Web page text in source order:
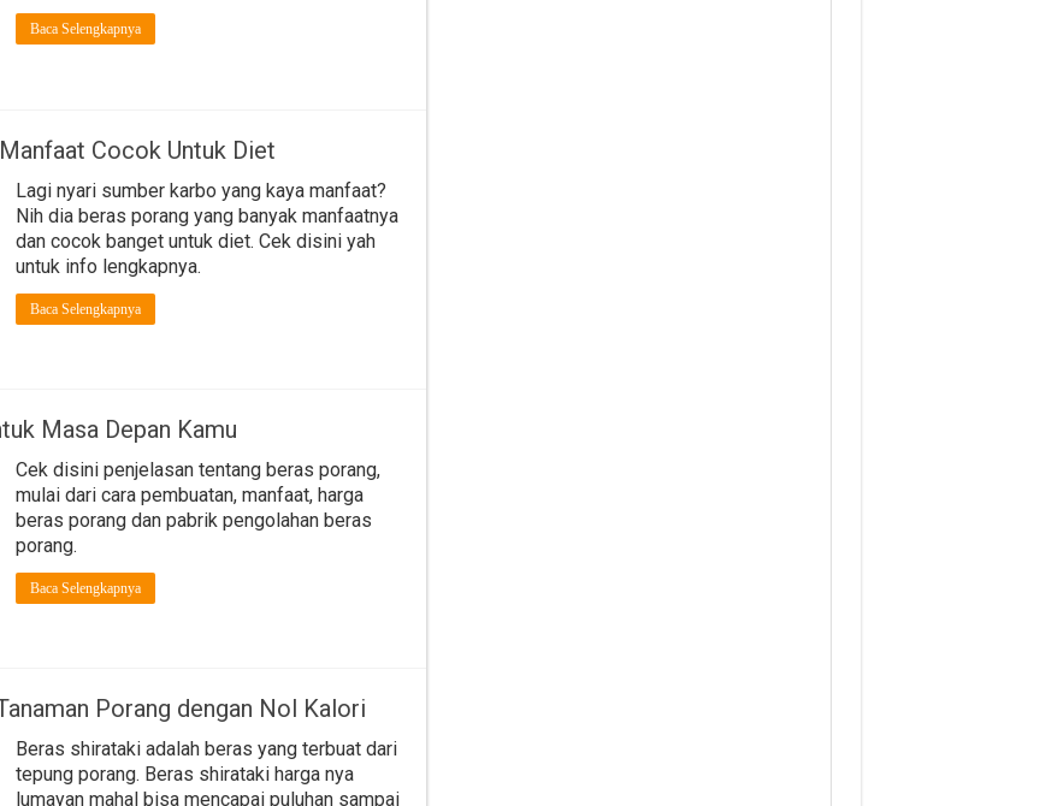
Baca Selengkapnya
Cocok Untuk Diet
Lagi nyari sumber karbo yang kaya manfaat?
Nih dia beras porang yang banyak manfaatnya
dan cocok banget untuk diet. Cek disini yah
untuk info lengkapnya.
Baca Selengkapnya
Masa Depan Kamu
Cek disini penjelasan tentang beras porang,
mulai dari cara pembuatan, manfaat, harga
beras porang dan pabrik pengolahan beras
porang.
Baca Selengkapnya
Porang dengan Nol Kalori
Beras shirataki adalah beras yang terbuat dari
tepung porang. Beras shirataki harga nya
lumayan mahal bisa mencapai puluhan sampai